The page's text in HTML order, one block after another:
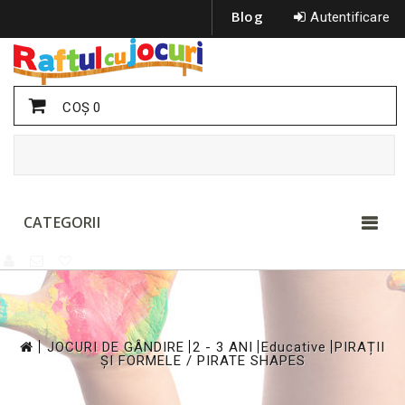
Autentificare
Blog
COŞ0
CATEGORII
>
JOCURI DE GÂNDIRE 2 - 3 ANI
Educative PIRAȚII
ȘI FORMELE / PIRATE SHAPES